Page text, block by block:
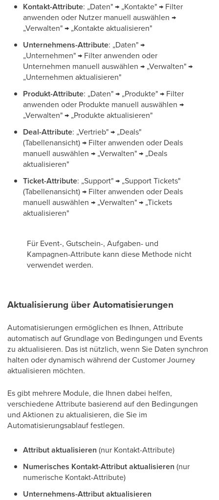
Kontakt-Attribute: „Daten" → „Kontakte" → Filter
anwenden oder Nutzer manuell auswählen →
„Verwalten" → „Kontakte aktualisieren"
Unternehmens-Attribute: „Daten" →
„Unternehmen" → Filter anwenden oder
Unternehmen manuell auswählen → „Verwalten" →
„Unternehmen aktualisieren"
Produkt-Attribute: „Daten" → „Produkte" → Filter
anwenden oder Produkte manuell auswählen →
„Verwalten" → „Produkte aktualisieren"
Deal-Attribute: „Vertrieb" → „Deals"
(Tabellenansicht) → Filter anwenden oder Deals
manuell auswählen → „Verwalten" → „Deals
aktualisieren"
Ticket-Attribute: „Support" → „Support Tickets"
(Tabellenansicht) → Filter anwenden oder Deals
manuell auswählen → „Verwalten" → „Tickets
aktualisieren"
Für Event-, Gutschein-, Aufgaben- und
Kampagnen-Attribute kann diese Methode nicht
verwendet werden.
Aktualisierung über Automatisierungen
Automatisierungen ermöglichen es Ihnen, Attribute
automatisch auf Grundlage von Bedingungen und Events
zu aktualisieren. Das ist nützlich, wenn Sie Daten synchron
halten oder dynamisch während der Customer Journey
aktualisieren möchten.
Es gibt mehrere Module, die Ihnen dabei helfen,
verschiedene Attribute basierend auf den Bedingungen
und Aktionen zu aktualisieren, die Sie im
Automatisierungsablauf festlegen.
Attribut aktualisieren (nur Kontakt-Attribute)
Numerisches Kontakt-Attribut aktualisieren (nur
numerische Kontakt-Attribute)
Unternehmens-Attribut aktualisieren